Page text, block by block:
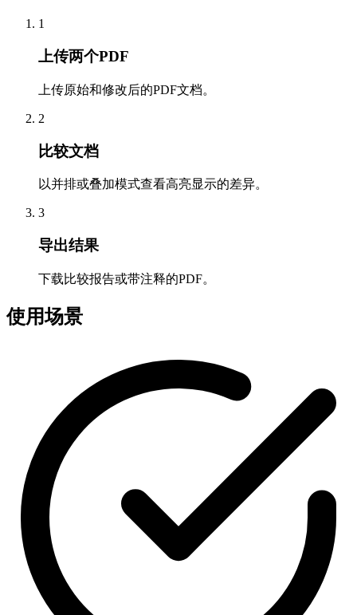
1
上传两个PDF
上传原始和修改后的PDF文档。
2
比较文档
以并排或叠加模式查看高亮显示的差异。
3
导出结果
下载比较报告或带注释的PDF。
使用场景